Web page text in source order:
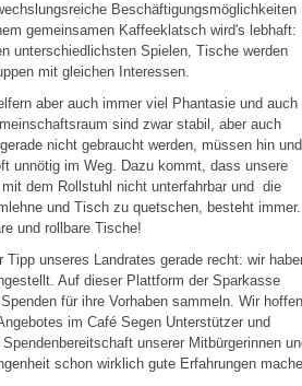
Beschäftigungsmöglichkeiten
gemeinsamen Kaffeeklatsch wird's lebhaft:
unterschiedlichsten Spielen, Tische werden
mit gleichen Interessen.
aber auch immer viel Phantasie und auch
sind zwar stabil, aber auch
nicht gebraucht werden, müssen hin und
unnötig im Weg. Dazu kommt, dass unsere
dem Rollstuhl nicht unterfahrbar und die
und Tisch zu quetschen, besteht immer.
und rollbare Tische!
unseres Landrates gerade recht: wir
Auf dieser Plattform der Sparkasse
für ihre Vorhaben sammeln. Wir
im Café Segen Unterstützer und
unserer Mitbürgerinnen
schon wirklich gute Erfahrungen